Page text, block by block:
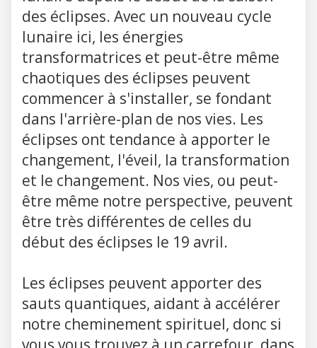
des éclipses. Avec un nouveau cycle
lunaire ici, les énergies
transformatrices et peut-être même
chaotiques des éclipses peuvent
commencer à s'installer, se fondant
dans l'arrière-plan de nos vies. Les
éclipses ont tendance à apporter le
changement, l'éveil, la transformation
et le changement. Nos vies, ou peut-
être même notre perspective, peuvent
être très différentes de celles du
début des éclipses le 19 avril.
Les éclipses peuvent apporter des
sauts quantiques, aidant à accélérer
notre cheminement spirituel, donc si